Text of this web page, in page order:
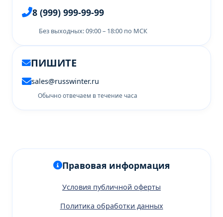
8 (999) 999-99-99
Без выходных: 09:00 – 18:00 по МСК
ПИШИТЕ
sales@russwinter.ru
Обычно отвечаем в течение часа
Правовая информация
Условия публичной оферты
Политика обработки данных